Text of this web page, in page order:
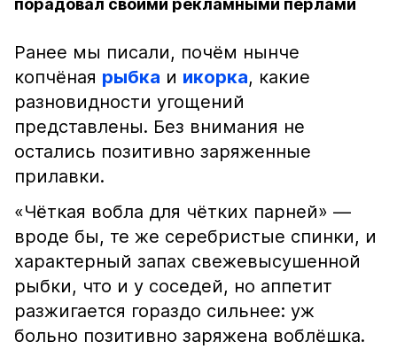
порадовал своими рекламными перлами
Ранее мы писали, почём нынче
копчёная рыбка и икорка, какие
разновидности угощений
представлены. Без внимания не
остались позитивно заряженные
прилавки.
«Чёткая вобла для чётких парней» —
вроде бы, те же серебристые спинки, и
характерный запах свежевысушенной
рыбки, что и у соседей, но аппетит
разжигается гораздо сильнее: уж
больно позитивно заряжена воблёшка.